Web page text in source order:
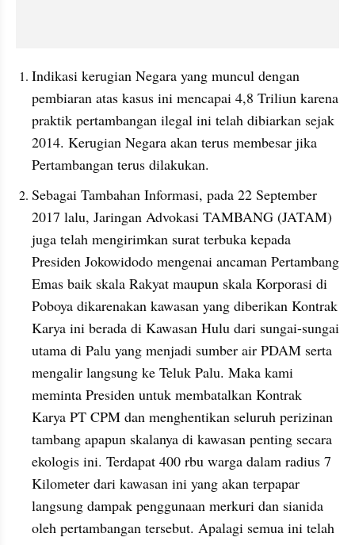
Indikasi kerugian Negara yang muncul dengan
pembiaran atas kasus ini mencapai 4,8 Triliun karena
praktik pertambangan ilegal ini telah dibiarkan sejak
2014. Kerugian Negara akan terus membesar jika
Pertambangan terus dilakukan.
Sebagai Tambahan Informasi, pada 22 September
2017 lalu, Jaringan Advokasi TAMBANG (JATAM)
juga telah mengirimkan surat terbuka kepada
Presiden Jokowidodo mengenai ancaman Pertambang
Emas baik skala Rakyat maupun skala Korporasi di
Poboya dikarenakan kawasan yang diberikan Kontrak
Karya ini berada di Kawasan Hulu dari sungai-sungai
utama di Palu yang menjadi sumber air PDAM serta
mengalir langsung ke Teluk Palu. Maka kami
meminta Presiden untuk membatalkan Kontrak
Karya PT CPM dan menghentikan seluruh perizinan
tambang apapun skalanya di kawasan penting secara
ekologis ini. Terdapat 400 rbu warga dalam radius 7
Kilometer dari kawasan ini yang akan terpapar
langsung dampak penggunaan merkuri dan sianida
oleh pertambangan tersebut. Apalagi semua ini telah